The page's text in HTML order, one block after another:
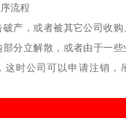
流程
破产，或者被其它公司收
部分立解散，或者由于一
这时公司可以申请注销，